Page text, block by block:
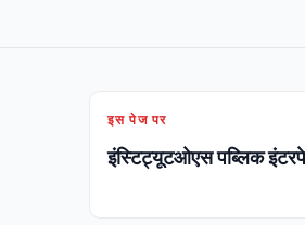
इस पेज पर
इंस्टिट्यूटओएस पब्लिक